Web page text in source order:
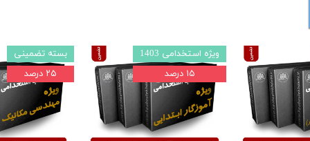
بسته تضمینی
۲۵ درصد
ویژه استخدامی 1403
۱۵ درصد